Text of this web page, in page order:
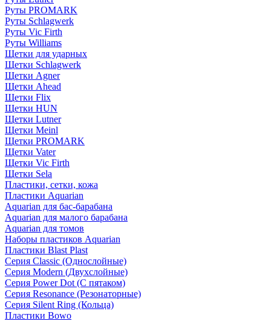
Руты PROMARK
Руты Schlagwerk
Руты Vic Firth
Руты Williams
Щетки для ударных
Щетки Schlagwerk
Щетки Agner
Щетки Ahead
Щетки Flix
Щетки HUN
Щетки Lutner
Щетки Meinl
Щетки PROMARK
Щетки Vater
Щетки Vic Firth
Щетки Sela
Пластики, сетки, кожа
Пластики Aquarian
Aquarian для бас-барабана
Aquarian для малого барабана
Aquarian для томов
Наборы пластиков Aquarian
Пластики Blast Plast
Серия Classic (Однослойные)
Серия Modern (Двухслойные)
Серия Power Dot (С пятаком)
Серия Resonance (Резонаторные)
Серия Silent Ring (Кольца)
Пластики Bowo